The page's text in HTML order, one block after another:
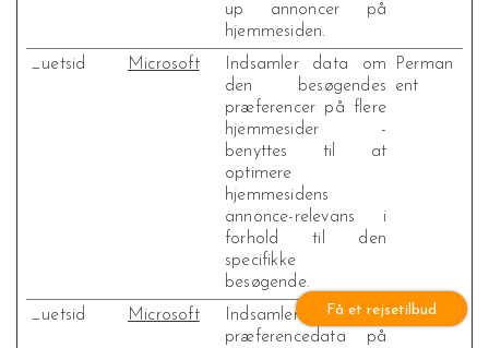
up annoncer på
hjemmesiden.
_uetsid Microsoft
Indsamler data om
den besøgendes
præferencer på flere
hjemmesider -
benyttes til at
optimere
hjemmesidens
annonce-relevans i
forhold til den
specifikke
besøgende.
Perman
ent
_uetsid Microsoft
Indsamler
præferencedata på
1 dag
Få et rejsetilbud